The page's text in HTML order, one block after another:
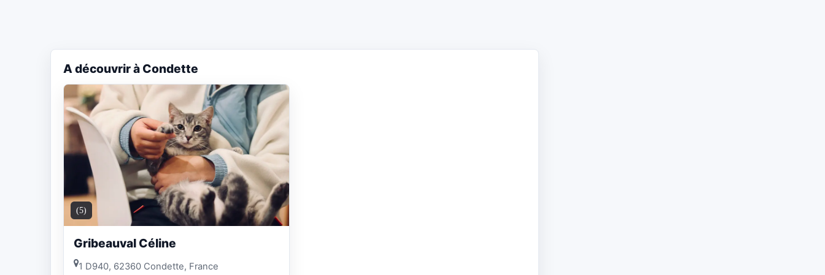
A découvrir à Condette
(5)
Gribeauval Céline
1 D940, 62360 Condette, France